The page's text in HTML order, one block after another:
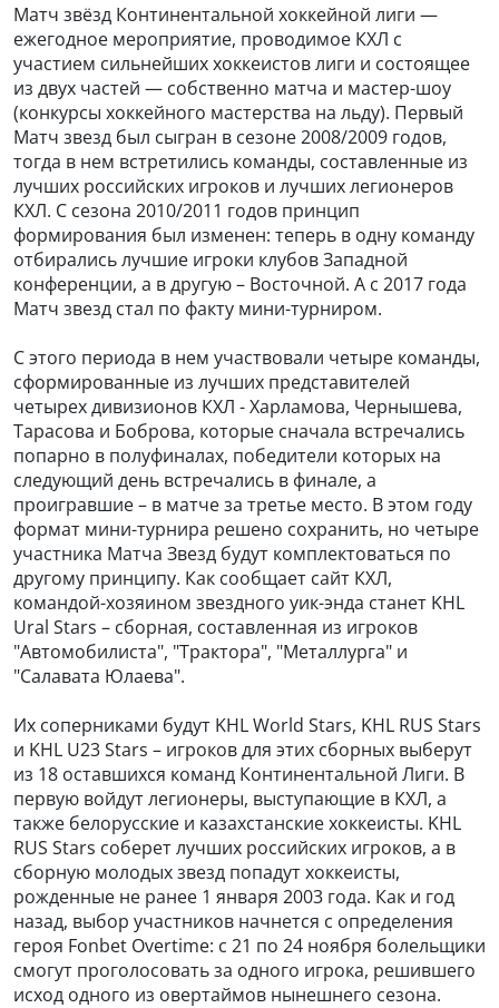
Матч звёзд Континентальной хоккейной лиги —
ежегодное мероприятие, проводимое КХЛ с
участием сильнейших хоккеистов лиги и состоящее
из двух частей — собственно матча и мастер-шоу
(конкурсы хоккейного мастерства на льду). Первый
Матч звезд был сыгран в сезоне 2008/2009 годов,
тогда в нем встретились команды, составленные из
лучших российских игроков и лучших легионеров
КХЛ. С сезона 2010/2011 годов принцип
формирования был изменен: теперь в одну команду
отбирались лучшие игроки клубов Западной
конференции, а в другую – Восточной. А с 2017 года
Матч звезд стал по факту мини-турниром.
С этого периода в нем участвовали четыре команды,
сформированные из лучших представителей
четырех дивизионов КХЛ - Харламова, Чернышева,
Тарасова и Боброва, которые сначала встречались
попарно в полуфиналах, победители которых на
следующий день встречались в финале, а
проигравшие – в матче за третье место. В этом году
формат мини-турнира решено сохранить, но четыре
участника Матча Звезд будут комплектоваться по
другому принципу. Как сообщает сайт КХЛ,
командой-хозяином звездного уик-энда станет KHL
Ural Stars – сборная, составленная из игроков
"Автомобилиста", "Трактора", "Металлурга" и
"Салавата Юлаева".
Их соперниками будут KHL World Stars, KHL RUS Stars
и KHL U23 Stars – игроков для этих сборных выберут
из 18 оставшихся команд Континентальной Лиги. В
первую войдут легионеры, выступающие в КХЛ, а
также белорусские и казахстанские хоккеисты. KHL
RUS Stars соберет лучших российских игроков, а в
сборную молодых звезд попадут хоккеисты,
рожденные не ранее 1 января 2003 года. Как и год
назад, выбор участников начнется с определения
героя Fonbet Overtime: с 21 по 24 ноября болельщики
смогут проголосовать за одного игрока, решившего
исход одного из овертаймов нынешнего сезона.